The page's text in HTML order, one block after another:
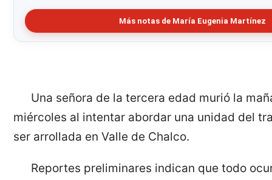
Más notas de María Eugenia Martínez
Una señora de la tercera edad murió la
miércoles al intentar abordar una unidad del
ser arrollada en Valle de Chalco.
Reportes preliminares indican que todo